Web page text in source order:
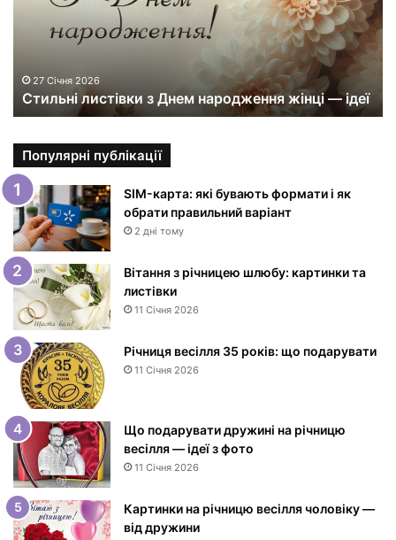
т
к
и
з
Д
н
е
м
а
р
о
ж
е
н
н
я
ж
і
н
27 Січня 2026
Стильні листівки з Днем народження жінці — ідеї
Популярні публікації
SIM-карта: які бувають формати і як
обрати правильний варіант
2 дні тому
Вітання з річницею шлюбу: картинки та
листівки
11 Січня 2026
Річниця весілля 35 років: що подарувати
11 Січня 2026
Що подарувати дружині на річницю
весілля — ідеї з фото
11 Січня 2026
Картинки на річницю весілля чоловіку —
від дружини